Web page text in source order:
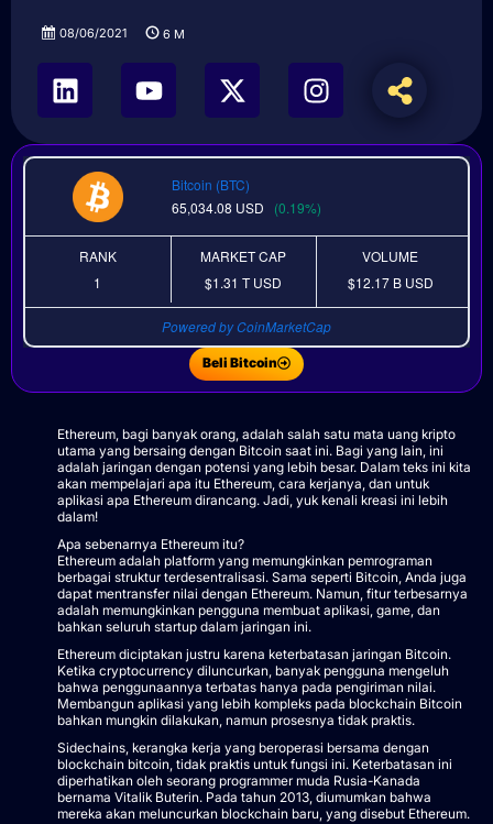
08/06/2021 6 M
Bitcoin (BTC)
65,034.08 USD (0.19%)
RANK
1
MARKET CAP
$1.31 TUSD
VOLUME
$12.17 B USD
Powered by CoinMarketCap
Beli Bitcoin
Ethereum, bagi banyak orang, adalah salah satu mata uang kripto
utama yang bersaing dengan Bitcoin saat ini. Bagi yang lain, ini
adalah jaringan dengan potensi yang lebih besar. Dalam teks ini kita
akan mempelajari apa itu Ethereum, cara kerjanya, dan untuk
aplikasi apa Ethereum dirancang. Jadi, yuk kenali kreasi ini lebih
dalam!
Apa sebenarnya Ethereum itu?
Ethereum adalah platform yang memungkinkan pemrograman
berbagai struktur terdesentralisasi. Sama seperti Bitcoin, Anda juga
dapat mentransfer nilai dengan Ethereum. Namun, fitur terbesarnya
adalah memungkinkan pengguna membuat aplikasi, game, dan
bahkan seluruh startup dalam jaringan ini.
Ethereum diciptakan justru karena keterbatasan jaringan Bitcoin.
Ketika cryptocurrency diluncurkan, banyak pengguna mengeluh
bahwa penggunaannya terbatas hanya pada pengiriman nilai.
Membangun aplikasi yang lebih kompleks pada blockchain Bitcoin
bahkan mungkin dilakukan, namun prosesnya tidak praktis.
Sidechains, kerangka kerja yang beroperasi bersama dengan
blockchain bitcoin, tidak praktis untuk fungsi ini. Keterbatasan ini
diperhatikan oleh seorang programmer muda Rusia-Kanada
bernama Vitalik Buterin. Pada tahun 2013, diumumkan bahwa
mereka akan meluncurkan blockchain baru, yang disebut Ethereum.